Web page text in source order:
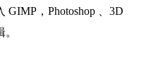
，Photoshop 、3D